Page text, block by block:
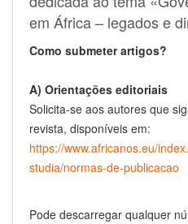
em África – legados e
Como submeter artigos?
A) Orientações editoriais
Solicita-se aos autores que
revista, disponíveis em:
https://www.africanos.eu/
studia/normas-de-publicacao
Pode descarregar qualquer